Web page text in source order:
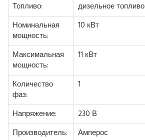
Топливо:
дизельное топливо
Номинальная
мощность:
10 кВт
Максимальная
мощность:
11 кВт
Количество
фаз:
1
Напряжение:
230 В
Производитель:
Амперос